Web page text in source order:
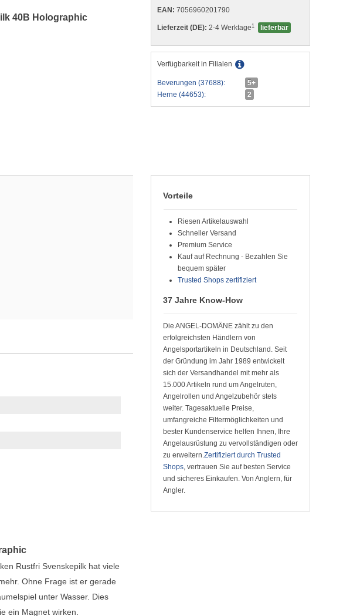
40B Holographic
EAN: 7056960201790
Lieferzeit (DE): 2-4 Werktage 1 lieferbar
Verfügbarkeit in Filialen
Beverungen (37688):
5+
Herne (44653):
2
Rustfri Svenskepilk hat viele
Ohne Frage ist er gerade
unter Wasser. Dies
ein Magnet wirken.
Vorteile
Riesen Artikelauswahl
Schneller Versand
Premium Service
Kauf auf Rechnung - Bezahlen Sie
bequem später
Trusted Shops zertifiziert
37 Jahre Know-How
Die ANGEL-DOMÄNE zählt zu den
erfolgreichsten Händlern von
Angelsportartikeln in Deutschland. Seit
der Gründung im Jahr 1989 entwickelt
sich der Versandhandel mit mehr als
15.000 Artikeln rund um Angelruten,
Angelrollen und Angelzubehör stets
weiter. Tagesaktuelle Preise,
umfangreiche Filtermöglichkeiten und
bester Kundenservice helfen Ihnen, Ihre
Angelausrüstung zu vervollständigen oder
zu erweitern.Zertifiziert durch Trusted
Shops, vertrauen Sie auf besten Service
und sicheres Einkaufen. Von Anglern, für
Angler.